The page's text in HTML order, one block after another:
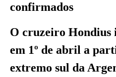
confirmados
O cruzeiro Hondius
em 1º de abril a
extremo sul da